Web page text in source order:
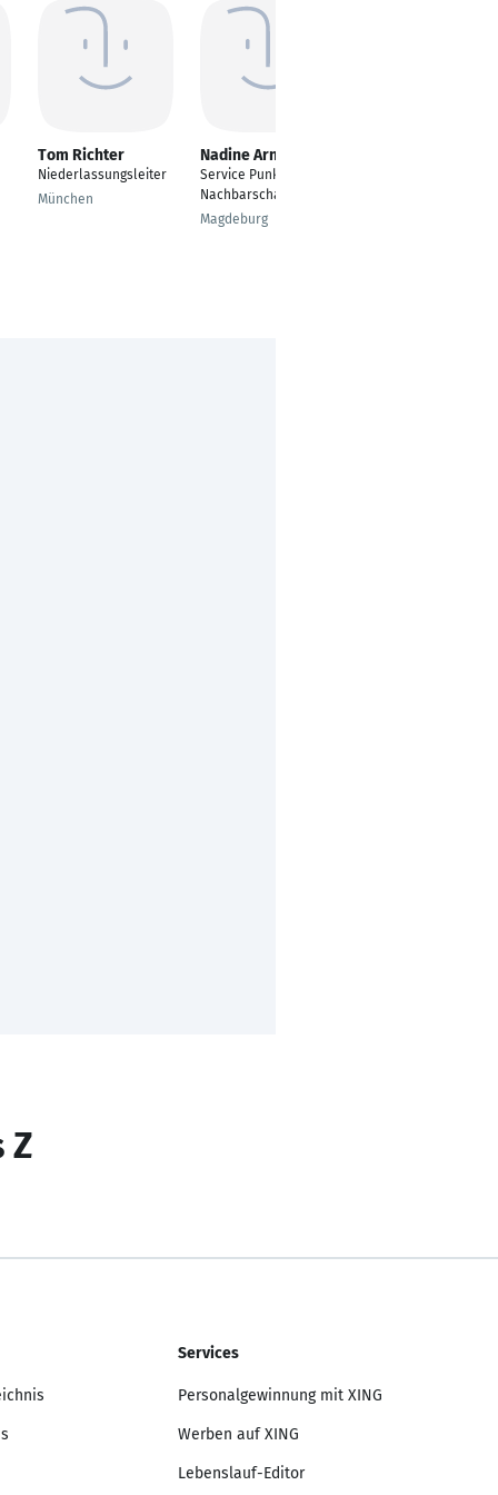
Tom Richter
Niederlassungsleiter
München
Nadine Arnold
Service Punkt
Nachbarschaftshilfe
Magdeburg
Z
Services
Personalgewinnung mit XING
Werben auf XING
Lebenslauf-Editor